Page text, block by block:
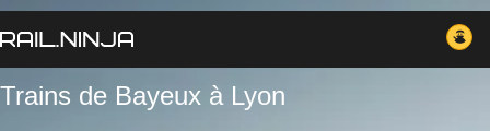
Trains de Bayeux à Lyon